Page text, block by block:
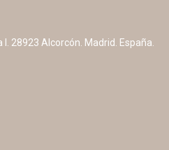
28923 Alcorcón. Madrid. España.